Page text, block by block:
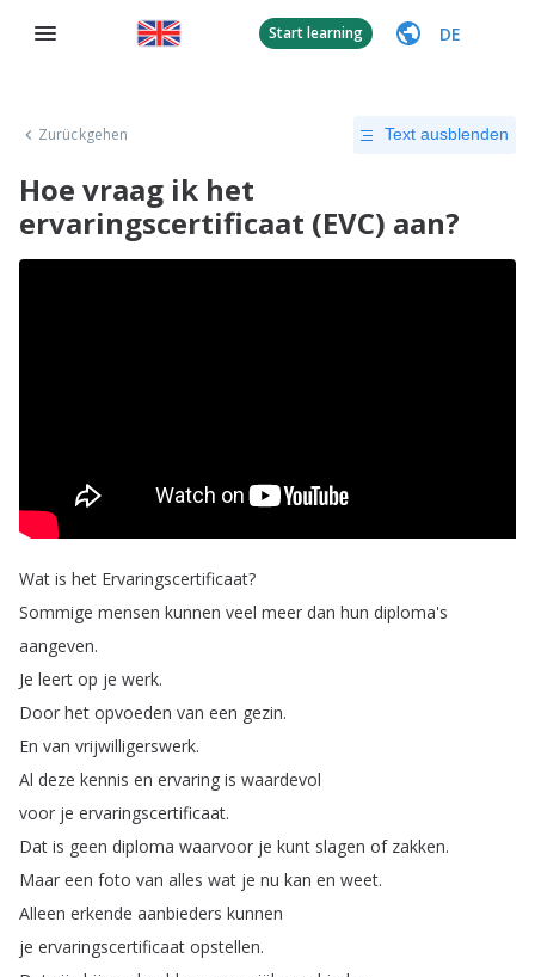
Start learning DE
Zurückgehen Text ausblenden
Hoe vraag ik het
ervaringscertificaat (EVC) aan?
Wat is het Ervaringscertificaat?
Sommige mensen kunnen veel meer dan hun diploma's
aangeven.
Je leert op je werk.
Door het opvoeden van een gezin.
En van vrijwilligerswerk.
Al deze kennis en ervaring is waardevol
voor je ervaringscertificaat.
Dat is geen diploma waarvoor je kunt slagen of zakken.
Maar een foto van alles wat je nu kan en weet.
Alleen erkende aanbieders kunnen
je ervaringscertificaat opstellen.